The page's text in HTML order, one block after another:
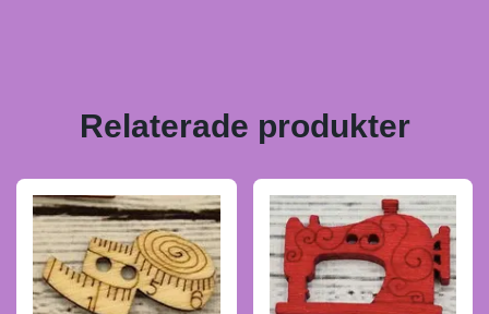
Relaterade produkter